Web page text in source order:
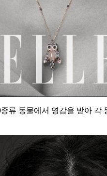
류 동물에서 영감을 받아